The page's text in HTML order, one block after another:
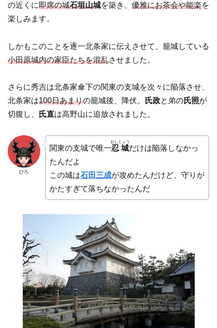
の近くに即席の城石垣山城を築き、 優雅にお茶会や能楽を
楽しみます。
しかもこのことを逐一北条家に伝えさせて、籠城している
小田原城内の家臣たちを混乱させました。
さらに秀吉は北条家傘下の関東の支城を次々に陥落させ、
北条家は100日あまりの籠城後、降伏。 氏政と弟の氏照が
切腹し、
氏直は高野山に追放されました。
ひろ
関東の支城で唯一忍城
おしじょう
だけは陥落しなかっ
たんだよ
この城は石田三成が攻めたんだけど、守りが
かたすぎて落ちなかったんだ